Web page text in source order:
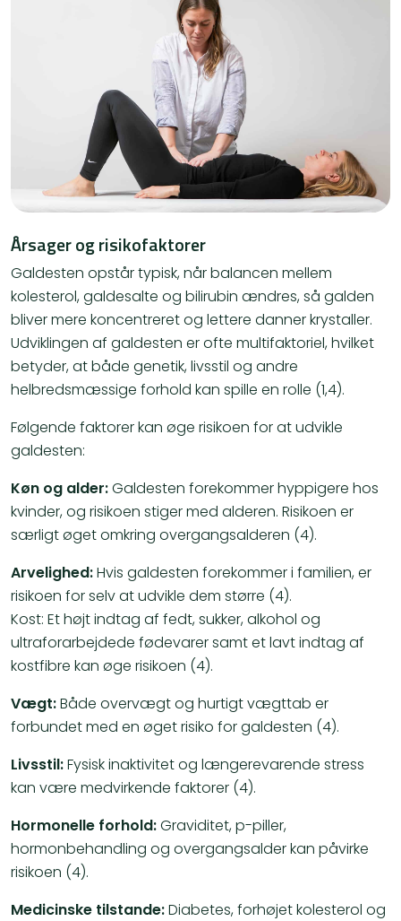
Årsager og risikofaktorer
Galdesten opstår typisk, når balancen mellem
kolesterol, galdesalte og bilirubin ændres, så galden
bliver mere koncentreret og lettere danner krystaller.
Udviklingen af galdesten er ofte multifaktoriel, hvilket
betyder, at både genetik, livsstil og andre
helbredsmæssige forhold kan spille en rolle (1,4).
Følgende faktorer kan øge risikoen for at udvikle
galdesten:
Køn og alder:Galdesten forekommer hyppigere hos
kvinder, og risikoen stiger med alderen. Risikoen er
særligt øget omkring overgangsalderen (4).
Arvelighed:Hvis galdesten forekommer i familien, er
risikoen for selv at udvikle dem større (4).
Kost: Et højt indtag af fedt, sukker, alkohol og
ultraforarbejdede fødevarer samt et lavt indtag af
kostfibre kan øge risikoen (4).
Vægt:Både overvægt og hurtigt vægttab er
forbundet med en øget risiko for galdesten (4).
Livsstil:Fysisk inaktivitet og længerevarende stress
kan være medvirkende faktorer (4).
Hormonelle forhold:Graviditet, p-piller,
hormonbehandling og overgangsalder kan påvirke
risikoen (4).
Medicinske tilstande:Diabetes, forhøjet kolesterol og